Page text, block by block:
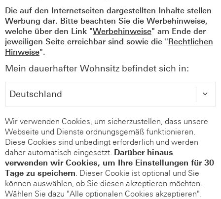
Die auf den Internetseiten dargestellten Inhalte stellen
Werbung dar. Bitte beachten Sie die Werbehinweise,
welche über den Link "Werbehinweise" am Ende der
jeweiligen Seite erreichbar sind sowie die "Rechtlichen
Hinweise".
Mein dauerhafter Wohnsitz befindet sich in:
Wir verwenden Cookies, um sicherzustellen, dass unsere
Webseite und Dienste ordnungsgemäß funktionieren.
Diese Cookies sind unbedingt erforderlich und werden
daher automatisch eingesetzt. Darüber hinaus
verwenden wir Cookies, um Ihre Einstellungen für 30
Tage zu speichern. Dieser Cookie ist optional und Sie
können auswählen, ob Sie diesen akzeptieren möchten.
Wählen Sie dazu "Alle optionalen Cookies akzeptieren".